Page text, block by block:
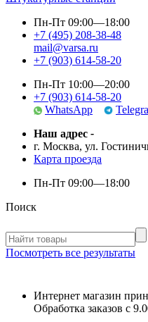
Пн-Пт 09:00—18:00
+7 (495) 208-38-48
mail@varsa.ru
+7 (903) 614-58-20
Пн-Пт 10:00—20:00
+7 (903) 614-58-20
WhatsApp
Наш адрес -
г. Москва, ул.
Карта проезда
Пн-Пт 09:00—18:00
Поиск
Посмотреть все результаты
Интернет магазин
Обработка заказов с